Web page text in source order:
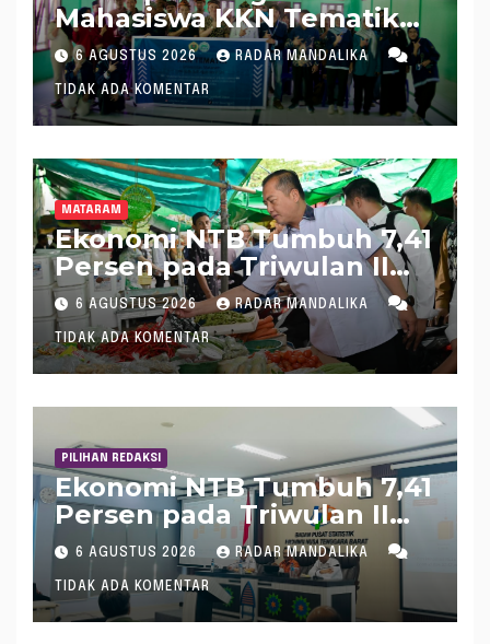
Mahasiswa KKN Tematik
Universitas Mataram
Dampingi UMKM Gula
Merah Kelapa Desa Salut
Menuju Pangan Aman dan
Bersertifikat PIRT
6 AGUSTUS 2026 RADAR MANDALIKA
TIDAK ADA KOMENTAR
MATARAM
Ekonomi NTB Tumbuh 7,41
Persen pada Triwulan II
2026, Tertinggi Kedua
Nasional
6 AGUSTUS 2026 RADAR MANDALIKA
TIDAK ADA KOMENTAR
PILIHAN REDAKSI
Ekonomi NTB Tumbuh 7,41
Persen pada Triwulan II
2026, Tertinggi Kedua
Nasional
6 AGUSTUS 2026 RADAR MANDALIKA
TIDAK ADA KOMENTAR